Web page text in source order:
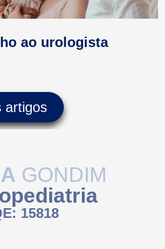
ao urologista
artigos
15818